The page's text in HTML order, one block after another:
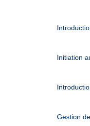
Initiation
Gestion